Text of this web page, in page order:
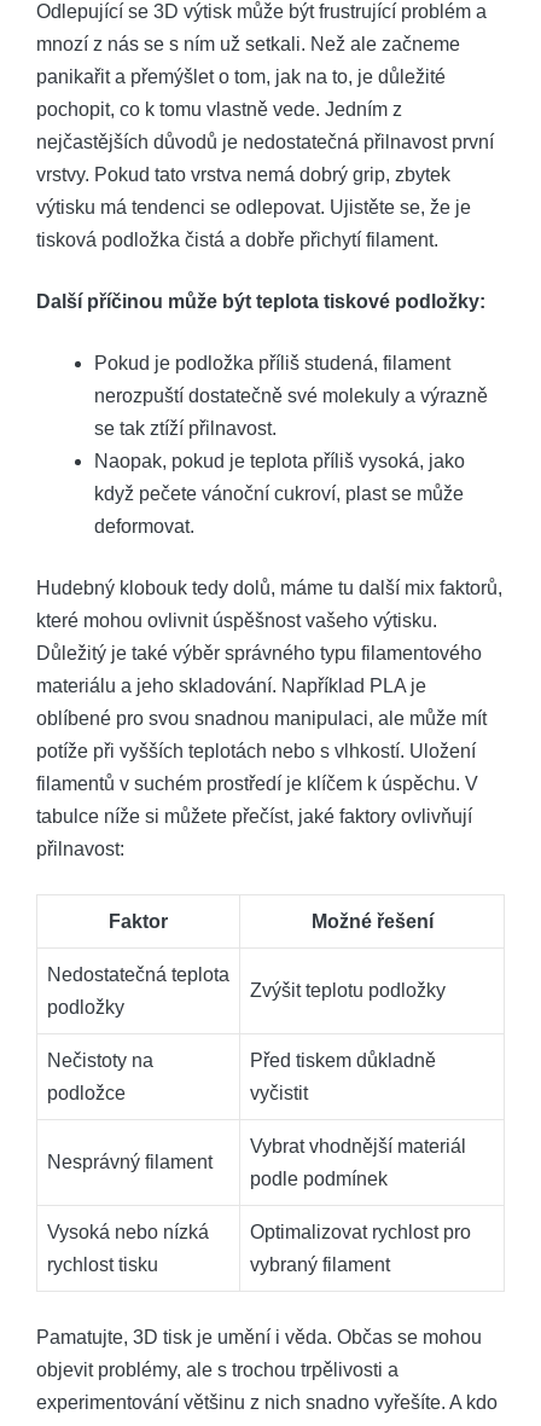
Odlepující se 3D výtisk může být frustrující problém a
mnozí z nás se s ním už setkali. Než ale začneme
panikařit a přemýšlet o tom, jak na to, je důležité
pochopit, co k tomu vlastně vede. Jedním z
nejčastějších důvodů je nedostatečná přilnavost první
vrstvy. Pokud tato vrstva nemá dobrý grip, zbytek
výtisku má tendenci se odlepovat. Ujistěte se, že je
tisková podložka čistá a dobře přichytí filament.
Další příčinou může být teplota tiskové podložky:
Pokud je podložka příliš studená, filament
nerozpuští dostatečně své molekuly a výrazně
se tak ztíží přilnavost.
Naopak, pokud je teplota příliš vysoká, jako
když pečete vánoční cukroví, plast se může
deformovat.
Hudebný klobouk tedy dolů, máme tu další mix faktorů,
které mohou ovlivnit úspěšnost vašeho výtisku.
Důležitý je také výběr správného typu filamentového
materiálu a jeho skladování. Například PLA je
oblíbené pro svou snadnou manipulaci, ale může mít
potíže při vyšších teplotách nebo s vlhkostí. Uložení
filamentů v suchém prostředí je klíčem k úspěchu. V
tabulce níže si můžete přečíst, jaké faktory ovlivňují
přilnavost:
Faktor Možné řešení
Nedostatečná teplota
podložky
Zvýšit teplotu podložky
Nečistoty na
podložce
Před tiskem důkladně
vyčistit
Nesprávný filament
Vybrat vhodnější materiál
podle podmínek
Vysoká nebo nízká
rychlost tisku
Optimalizovat rychlost pro
vybraný filament
Pamatujte, 3D tisk je umění i věda. Občas se mohou
objevit problémy, ale s trochou trpělivosti a
experimentování většinu z nich snadno vyřešíte. A kdo